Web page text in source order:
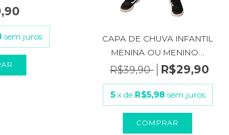
sem juros
CAPA DE CHUVA INFANTIL
MENINA OU MENINO...
R$39,90 R$29,90
5 x de R$5,98 sem juros
COMPRAR